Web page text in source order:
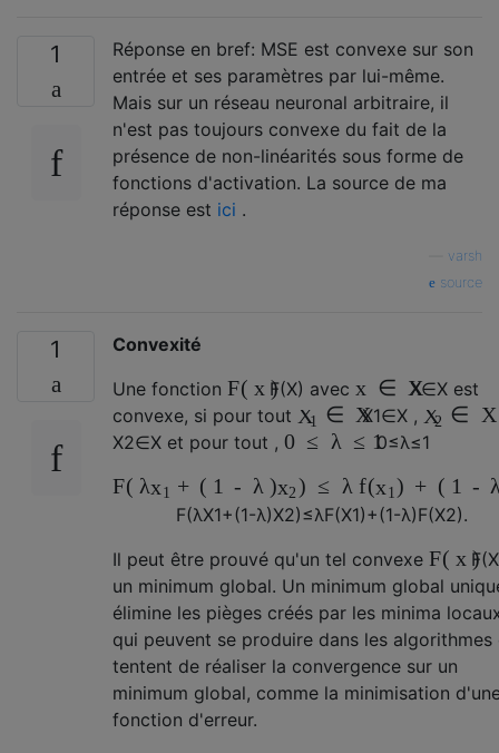
1
Réponse en bref: MSE est convexe sur son
entrée et ses paramètres par lui-même.
Mais sur un réseau neuronal arbitraire, il
n'est pas toujours convexe du fait de la
présence de non-linéarités sous forme de
fonctions d'activation. La source de ma
réponse est ici .
varsh
source
1
Convexité
Une fonction F(x)
F(X) avec x ∈ X
X∈Χest
convexe, si pour tout X1 ∈ X
X1∈Χ, X2 ∈ X
X2∈Χ et pour tout , 0 ≤ λ ≤ 10≤λ≤1
F(λx 1 + ( 1 - λ)x2 ) ≤ λf(x 1 ) + ( 1 -
F(λX1+(1-λ)X2)≤λF(X1)+(1-λ)F(X2).
Il peut être prouvé qu'un tel convexe F(x)
F(X
un minimum global. Un minimum global
élimine les pièges créés par les minima
qui peuvent se produire dans les algorithmes
tentent de réaliser la convergence sur un
minimum global, comme la minimisation
fonction d'erreur.